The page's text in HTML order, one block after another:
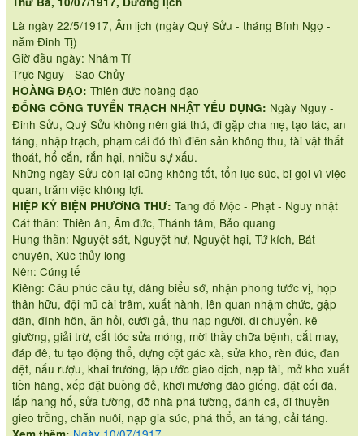
Là ngày 22/5/1917, Âm lịch (ngày Quý Sửu - tháng Bính Ngọ -
năm Đinh Tị)
Giờ đầu ngày: Nhâm Tí
Trực Nguy - Sao Chủy
HOÀNG ĐẠO: Thiên đức hoàng đạo
ĐỔNG CÔNG TUYỂN TRẠCH NHẬT YẾU DỤNG: Ngày Nguy -
Đinh Sửu, Quý Sửu không nên giá thú, đi gặp cha mẹ, tạo tác, an
táng, nhập trạch, phạm cái đó thì điền sản không thu, tài vật thất
thoát, hổ cắn, rắn hại, nhiều sự xấu.
Những ngày Sửu còn lại cũng không tốt, tổn lục súc, bị gọi vì việc
quan, trăm việc không lợi.
HIỆP KỶ BIỆN PHƯƠNG THƯ: Tang đố Mộc - Phạt - Nguy nhật
Cát thần: Thiên ân, Âm đức, Thánh tâm, Bảo quang
Hung thần: Nguyệt sát, Nguyệt hư, Nguyệt hại, Tứ kích, Bát
chuyên, Xúc thủy long
Nên: Cúng tế
Kiêng: Cầu phúc cầu tự, dâng biểu sớ, nhận phong tước vị, họp
thân hữu, đội mũ cài trâm, xuất hành, lên quan nhậm chức, gặp
dân, đính hôn, ăn hỏi, cưới gả, thu nạp người, di chuyển, kê
giường, giải trừ, cắt tóc sửa móng, mời thầy chữa bệnh, cắt may,
đáp đê, tu tạo động thổ, dựng cột gác xà, sửa kho, rèn đúc, đan
dệt, nấu rượu, khai trương, lập ước giao dịch, nạp tài, mở kho xuất
tiền hàng, xếp đặt buồng đẻ, khơi mương đào giếng, đặt cối đá,
lấp hang hố, sửa tường, đỡ nhà phá tường, đánh cá, đi thuyền
gieo trồng, chăn nuôi, nạp gia súc, phá thổ, an táng, cải táng.